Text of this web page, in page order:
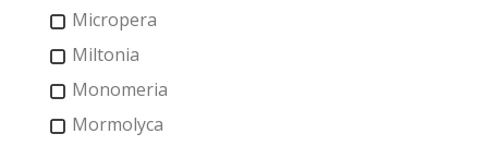
Micropera
Miltonia
Monomeria
Mormolyca